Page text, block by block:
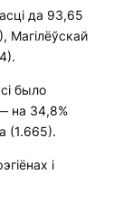
да 93,65
Магілёўскай
было
на 34,8%
(1.665).
і